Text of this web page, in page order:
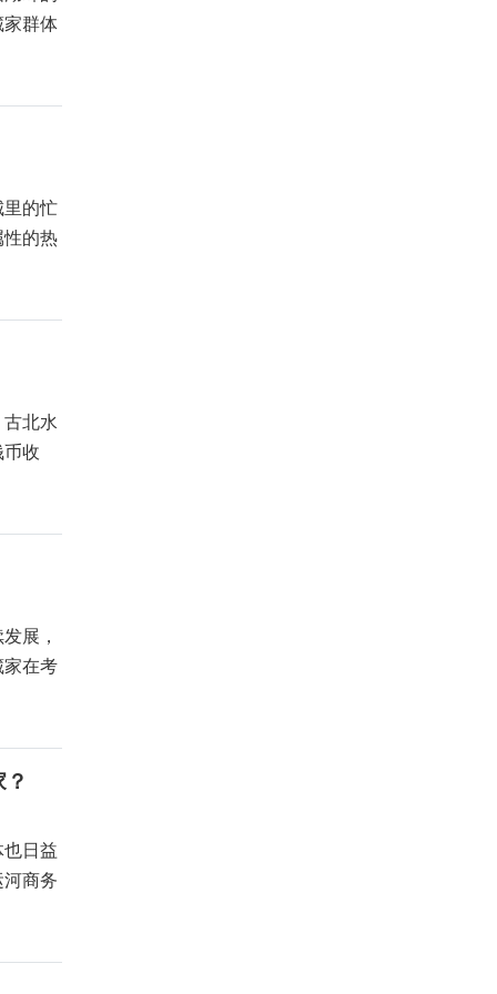
群体
里的忙
的热
北水
收
展，
家在考
日益
商务